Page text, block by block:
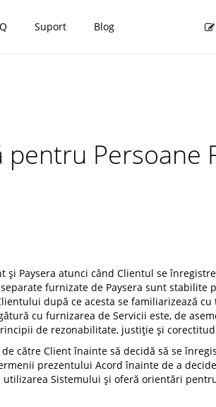
Suport Blog
Persoane
Paysera atunci când Clientul se
furnizate de Paysera sunt stabilite
după ce acesta se familiarizează
cu furnizarea de Servicii este, de
de rezonabilitate, justiție și
către Client înainte să decidă să se
prezentului Acord înainte de a
Sistemului și oferă orientări